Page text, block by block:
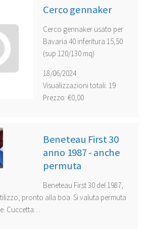
Cerco gennaker
Cerco gennaker usato per
Bavaria 40 inferitura 15,50
(sup 120/130 mq)
18/06/2024
Visualizzazioni totali: 19
Prezzo: €0,00
Beneteau First 30
anno 1987 - anche
permuta
Beneteau First 30 del 1987,
pronto alla boa. Si valuta permuta
Cuccetta…